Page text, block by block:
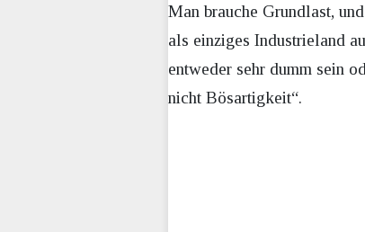
Man brauche Grundlast,
als einziges Industrieland
entweder sehr dumm sein
nicht Bösartigkeit“.